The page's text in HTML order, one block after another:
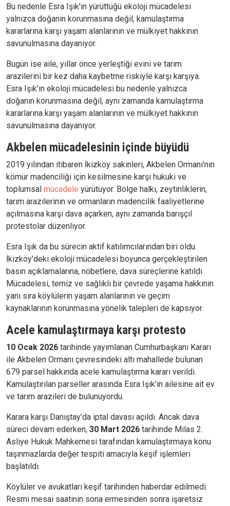
Bu nedenle Esra Işık'ın yürüttüğü ekoloji mücadelesi
yalnızca doğanın korunmasına değil, kamulaştırma
kararlarına karşı yaşam alanlarının ve mülkiyet hakkının
savunulmasına dayanıyor.
Bugün ise aile, yıllar önce yerleştiği evini ve tarım
arazilerini bir kez daha kaybetme riskiyle karşı karşıya.
Esra Işık'ın ekoloji mücadelesi bu nedenle yalnızca
doğanın korunmasına değil, aynı zamanda kamulaştırma
kararlarına karşı yaşam alanlarının ve mülkiyet hakkının
savunulmasına dayanıyor.
Akbelen mücadelesinin içinde büyüdü
2019 yılından itibaren İkizköy sakinleri, Akbelen Ormanı'nın
kömür madenciliği için kesilmesine karşı hukuki ve
toplumsal mücadele yürütüyor. Bölge halkı, zeytinliklerin,
tarım arazilerinin ve ormanların madencilik faaliyetlerine
açılmasına karşı dava açarken, aynı zamanda barışçıl
protestolar düzenliyor.
Esra Işık da bu sürecin aktif katılımcılarından biri oldu.
İkizköy'deki ekoloji mücadelesi boyunca gerçekleştirilen
basın açıklamalarına, nöbetlere, dava süreçlerine katıldı.
Mücadelesi, temiz ve sağlıklı bir çevrede yaşama hakkının
yanı sıra köylülerin yaşam alanlarının ve geçim
kaynaklarının korunmasına yönelik talepleri de kapsıyor.
Acele kamulaştırmaya karşı protesto
10 Ocak 2026 tarihinde yayımlanan Cumhurbaşkanı Kararı
ile Akbelen Ormanı çevresindeki altı mahallede bulunan
679 parsel hakkında acele kamulaştırma kararı verildi.
Kamulaştırılan parseller arasında Esra Işık'ın ailesine ait ev
ve tarım arazileri de bulunuyordu.
Karara karşı Danıştay'da iptal davası açıldı. Ancak dava
süreci devam ederken, 30 Mart 2026 tarihinde Milas 2.
Asliye Hukuk Mahkemesi tarafından kamulaştırmaya konu
taşınmazlarda değer tespiti amacıyla keşif işlemleri
başlatıldı.
Köylüler ve avukatları keşif tarihinden haberdar edilmedi.
Resmi mesai saatinin sona ermesinden sonra işaretsiz